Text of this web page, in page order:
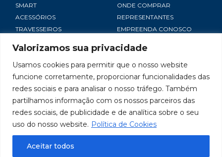
Valorizamos sua privacidade
Usamos cookies para permitir que o nosso website
funcione corretamente, proporcionar funcionalidades das
redes sociais e para analisar o nosso tráfego. Também
partilhamos informação com os nossos parceiros das
redes sociais, de publicidade e de analítica sobre o seu
uso do nosso website. Política de Cookies
Aceitar todos
SMART
ACESSÓRIOS
TRAVESSEIROS
ONDE COMPRAR
REPRESENTANTES
EMPREENDA CONOSCO
SAC
CONTATO
TRABALHE CONOSCO
POLÍTICA DE PRIVACIDADE